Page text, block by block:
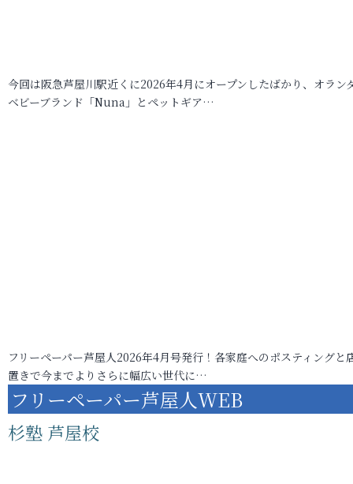
今回は阪急芦屋川駅近くに2026年4月にオープンしたばかり、オラン
ベビーブランド「Nuna」とペットギア…
フリーペーパー芦屋人2026年4月号発行！各家庭へのポスティングと
置きで今までよりさらに幅広い世代に…
フリーペーパー芦屋人WEB
杉塾 芦屋校